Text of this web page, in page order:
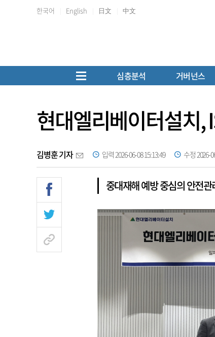
한국어 English 日文 中文
심층분석 거버넌스
현대엘리베이터설치,
김병훈 기자 입력 2026-06-08 15:13:49 수정 2026-
중대재해 예방 중심의 안전관